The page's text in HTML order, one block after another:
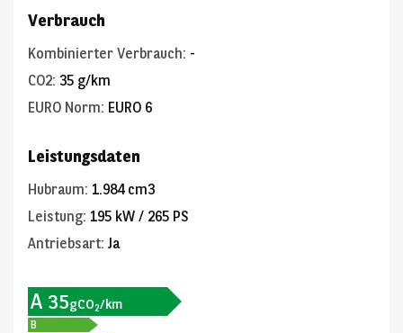
Verbrauch
Kombinierter Verbrauch: -
CO2: 35 g/km
EURO Norm: EURO 6
Leistungsdaten
Hubraum: 1.984 cm3
Leistung: 195 kW / 265 PS
Antriebsart: Ja
A 35gCO2/km
B